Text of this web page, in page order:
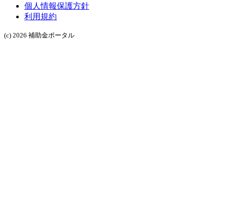
個人情報保護方針
利用規約
(c) 2026 補助金ポータル